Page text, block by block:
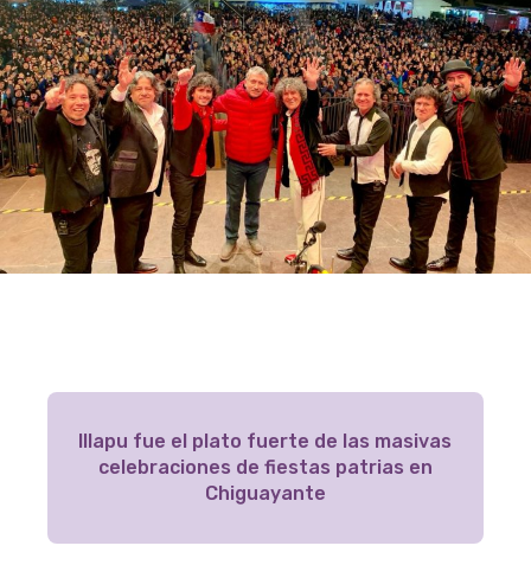
Illapu fue el plato fuerte de las masivas
celebraciones de fiestas patrias en
Chiguayante